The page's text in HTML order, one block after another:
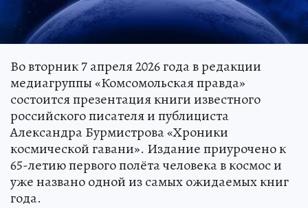
Во вторник 7 апреля 2026 года в редакции
медиагруппы «Комсомольская правда»
состоится презентация книги известного
российского писателя и публициста
Александра Бурмистрова «Хроники
космической гавани». Издание приурочено к
65-летию первого полёта человека в космос и
уже названо одной из самых ожидаемых книг
года.